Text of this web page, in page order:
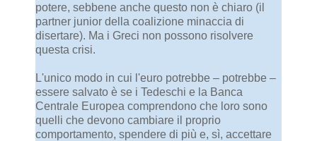
potere, sebbene anche questo non è chiaro (il
partner junior della coalizione minaccia di
disertare). Ma i Greci non possono risolvere
questa crisi.
L'unico modo in cui l'euro potrebbe – potrebbe –
essere salvato è se i Tedeschi e la Banca
Centrale Europea comprendono che loro sono
quelli che devono cambiare il proprio
comportamento, spendere di più e, sì, accettare